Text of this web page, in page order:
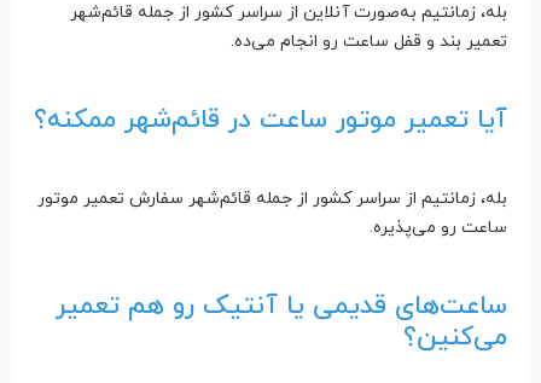
بله، زمانتیم به‌صورت آنلاین از سراسر کشور از جمله قائم‌شهر
تعمیر بند و قفل ساعت رو انجام می‌ده.
آیا تعمیر موتور ساعت در قائم‌شهر ممکنه؟
بله، زمانتیم از سراسر کشور از جمله قائم‌شهر سفارش تعمیر موتور
ساعت رو می‌پذیره.
ساعت‌های قدیمی یا آنتیک رو هم تعمیر
می‌کنین؟